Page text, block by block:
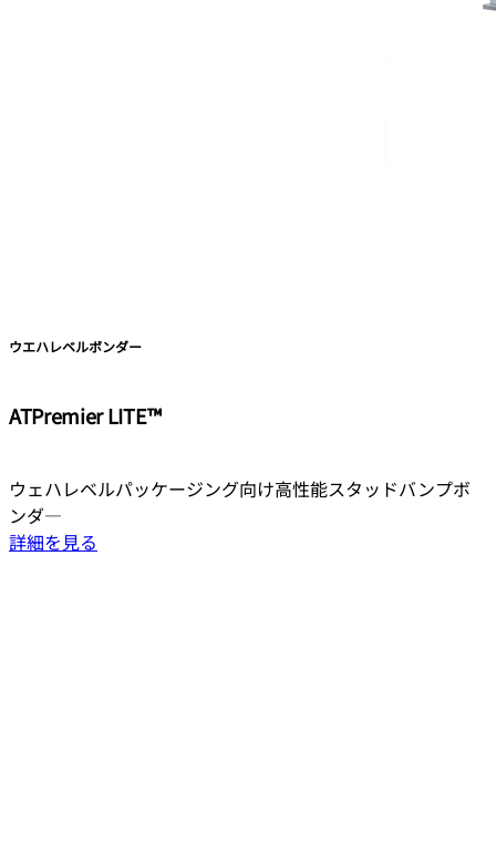
ウエハレベルボンダー
ATPremier LITE™
ウェハレベルパッケージング向け高性能スタッドバンプボ
ンダ―
詳細を見る